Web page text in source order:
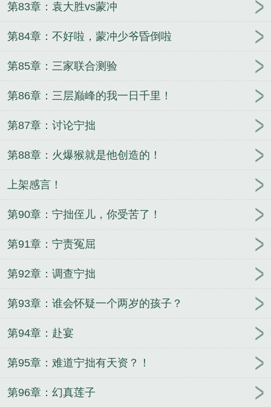
第83章：袁大胜vs蒙冲
第84章：不好啦，蒙冲少爷昏倒啦
第85章：三家联合测验
第86章：三层巅峰的我一日千里！
第87章：讨论宁拙
第88章：火爆猴就是他创造的！
上架感言！
第90章：宁拙侄儿，你受苦了！
第91章：宁责冤屈
第92章：调查宁拙
第93章：谁会怀疑一个两岁的孩子？
第94章：赴宴
第95章：难道宁拙有天资？！
第96章：幻真莲子